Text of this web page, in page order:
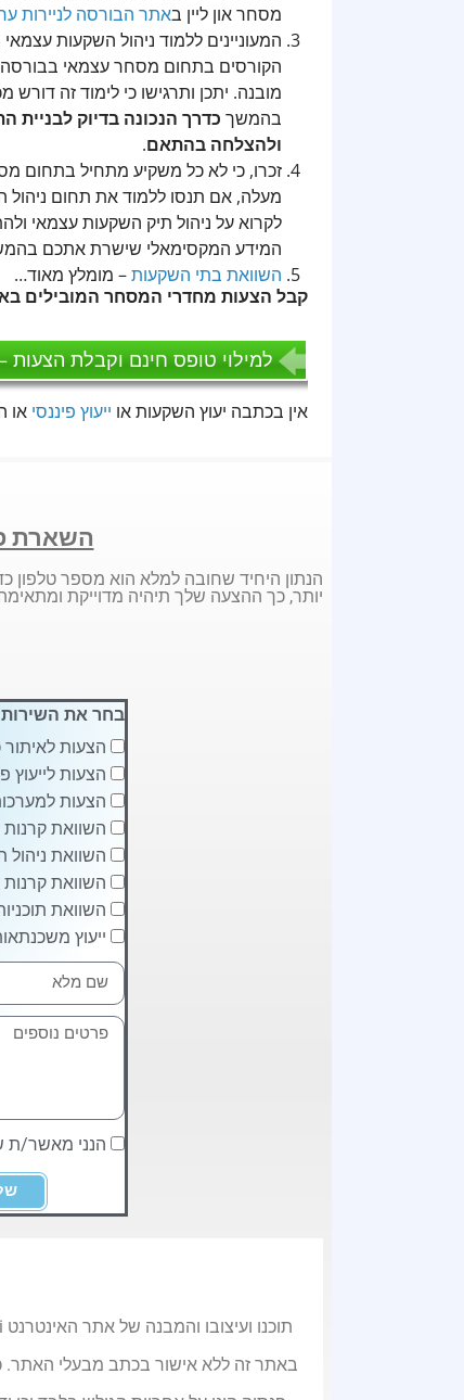
מסחר און ליין באתר הבורסה לניירות
המעוניינים ללמוד ניהול השקעות
הקורסים בתחום מסחר עצמאי
מובנה. יתכן ותרגישו כי לימוד זה
בהמשך כדרך הנכונה בדיוק
ולהצלחה בהתאם.
זכרו, כי לא כל משקיע מתחיל בתחום
מעלה, אם תנסו ללמוד את תחום ניהול
לקרוא על ניהול תיק השקעות עצמאי
המידע המקסימאלי שישרת אתכם
השוואת בתי השקעות– מומלץ מאוד…
קבל הצעות מחדרי המסחר המובילים
למילוי טופס חינם וקבלת הצעות
אין בכתבה יעוץ השקעות או ייעוץ פיננסי או
השארת
הנתון היחיד שחובה למלא הוא מספר טלפון
יותר, כך ההצעה שלך תיהיה מדוייקת
בחר את
הצעות
הצעות לייעוץ
הצעות
השוואת קרנות
השוואת ניהול
השוואת
השוואת
ייעוץ
הנני מאשר/ת